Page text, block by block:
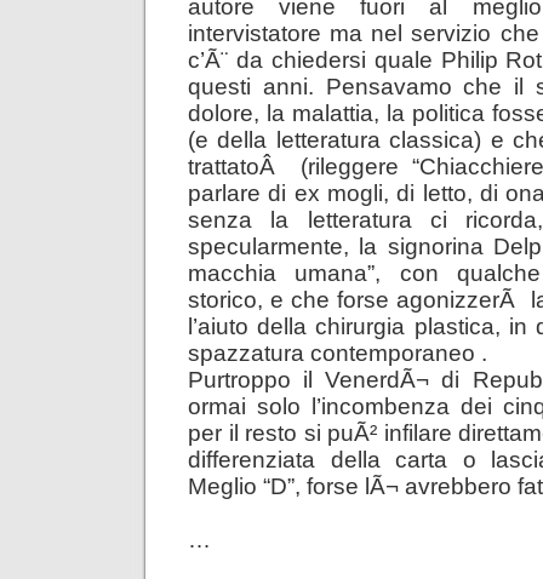
autore viene fuori al
intervistatore ma nel servizio
c’Ã¨ da chiedersi quale Philip
questi anni. Pensavamo che il
dolore, la malattia, la politica
(e della letteratura classica) e
trattatoÂ (rileggere
parlare di ex mogli, di letto, di
senza la letteratura ci
specularmente, la signorina
macchia umana”, con
storico, e che forse agonizzerÃ
l’aiuto della chirurgia plastica, in
spazzatura contemporaneo .
Purtroppo il VenerdÃ¬ di
ormai solo l’incombenza dei
per il resto si puÃ² infilare
differenziata della carta o
Meglio “D”, forse lÃ¬ avrebbero
…